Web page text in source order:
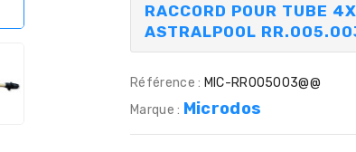
RACCORD POUR TUBE
ASTRALPOOL
Référence : MIC-RR005003@@
Marque : Microdos